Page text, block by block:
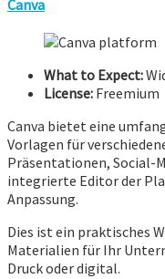
Canva
What to Expect:
License: Freemium
Canva bietet eine
Vorlagen für
Präsentationen, Social-
integrierte Editor der
Anpassung.
Dies ist ein praktisches
Materialien für Ihr
Druck oder digital.